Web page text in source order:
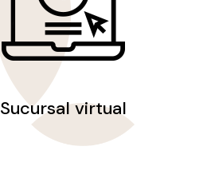
Sucursal virtual